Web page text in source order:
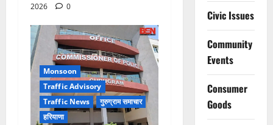
2026
0
Monsoon
Traffic Advisory
Traffic News
गुरुग्राम समाचार
हरियाणा
Civic Issues
Community
Events
Consumer
Goods